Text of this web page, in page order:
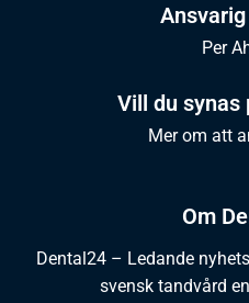
Om
Dental24 – Ledande
svensk tandvård
Per
Vill du synas
Mer om att